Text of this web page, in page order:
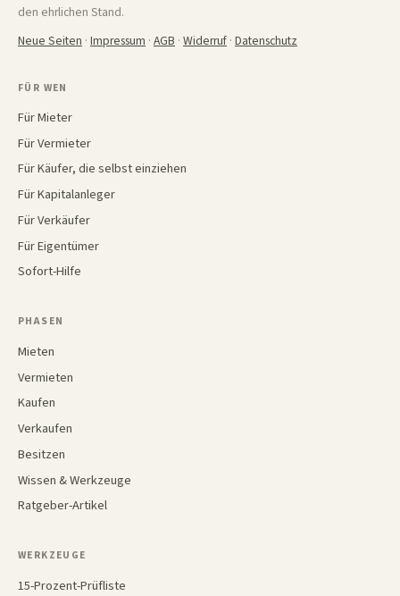
den ehrlichen Stand.
Neue Seiten · Impressum · AGB · Widerruf · Datenschutz
FÜR WEN
Für Mieter
Für Vermieter
Für Käufer, die selbst einziehen
Für Kapitalanleger
Für Verkäufer
Für Eigentümer
Sofort-Hilfe
PHASEN
Mieten
Vermieten
Kaufen
Verkaufen
Besitzen
Wissen & Werkzeuge
Ratgeber-Artikel
WERKZEUGE
15-Prozent-Prüfliste